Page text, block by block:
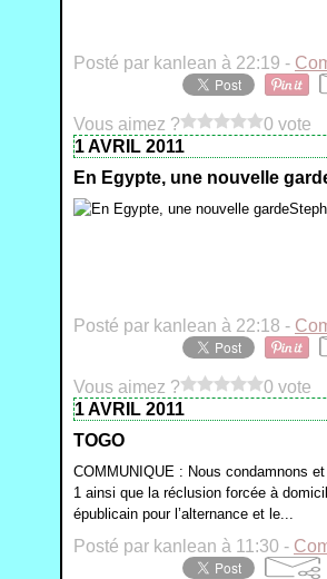
Posté par kanlean à 22:19 -
Vous aimez ?
0 vote
1 AVRIL 2011
En Egypte, une nouvelle
Posté par kanlean à 22:18 -
Vous aimez ?
0 vote
1 AVRIL 2011
TOGO
COMMUNIQUE : Nous condamnons
1 ainsi que la réclusion forcée à
épublicain pour l’alternance et le...
Posté par kanlean à 11:30 -